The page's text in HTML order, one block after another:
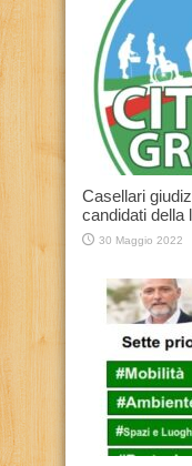
Casellari
candidati della
30 Maggio 2022